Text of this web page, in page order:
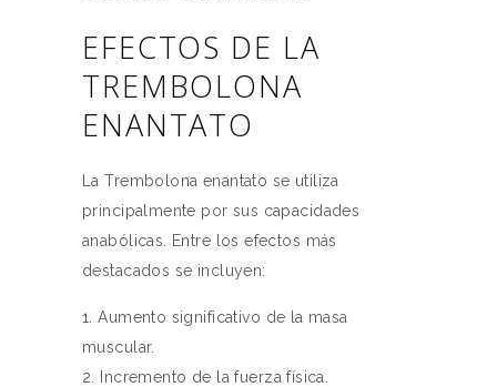
EFECTOS DE LA
TREMBOLONA
ENANTATO
La Trembolona enantato se utiliza
principalmente por sus capacidades
anabólicas. Entre los efectos más
destacados se incluyen:
Aumento significativo de la masa
muscular.
Incremento de la fuerza física.